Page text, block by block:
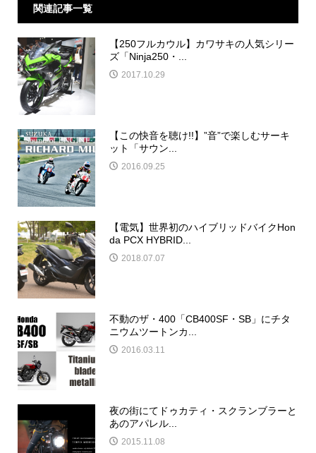
関連記事一覧
【250フルカウル】カワサキの人気シリー
ズ「Ninja250・...
2017.10.29
【この快音を聴け!!】”音”で楽しむサーキ
ット「サウン...
2016.09.25
【電気】世界初のハイブリッドバイクHon
da PCX HYBRID...
2018.07.07
不動のザ・400「CB400SF・SB」にチタ
ニウムツートンカ...
2016.03.11
夜の街にてドゥカティ・スクランブラーと
あのアパレル...
2015.11.08